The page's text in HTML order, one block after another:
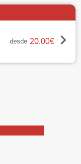
desde 20,00€